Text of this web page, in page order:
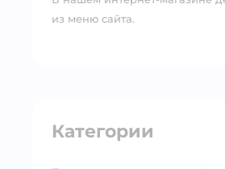
из меню сайта.
Категории